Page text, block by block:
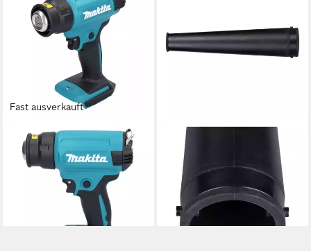
Fast ausverkauft
MAKITA
Akku-Heißluftgebläse DHG
180 Z Akku Heißluftgebläse
18 V 550 °C Solo
lieferbar - in 2-3 Werktagen bei dir
MAKITA
Staubabsauger Gebläsedüse
22 cm (123245-4) für Akku
Gebläse DUB 185 / 186 / UB
ab 5,02 €
lieferbar - in 2-3 Werktagen bei dir